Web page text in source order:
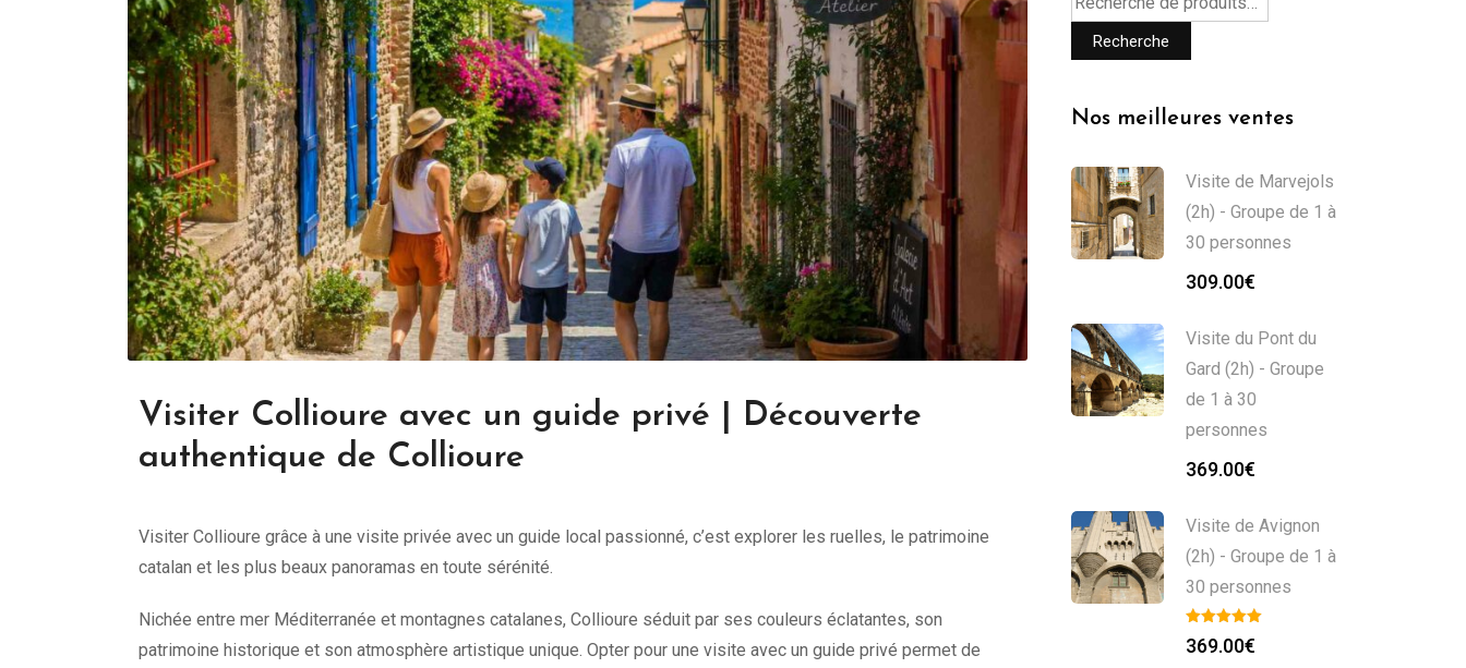
Visiter Collioure avec un guide privé | Découverte
authentique de Collioure
Visiter Collioure grâce à une visite privée avec un guide local passionné, c’est explorer les ruelles, le patrimoine
catalan et les plus beaux panoramas en toute sérénité.
Nichée entre mer Méditerranée et montagnes catalanes, Collioure séduit par ses couleurs éclatantes, son
patrimoine historique et son atmosphère artistique unique. Opter pour une visite avec un guide privé permet de
Recherche
Nos meilleures ventes
Visite de Marvejols
(2h) - Groupe de 1 à
30 personnes
309.00€
Visite du Pont du
Gard (2h) - Groupe
de 1 à 30
personnes
369.00€
Visite de Avignon
(2h) - Groupe de 1 à
30 personnes
369.00€